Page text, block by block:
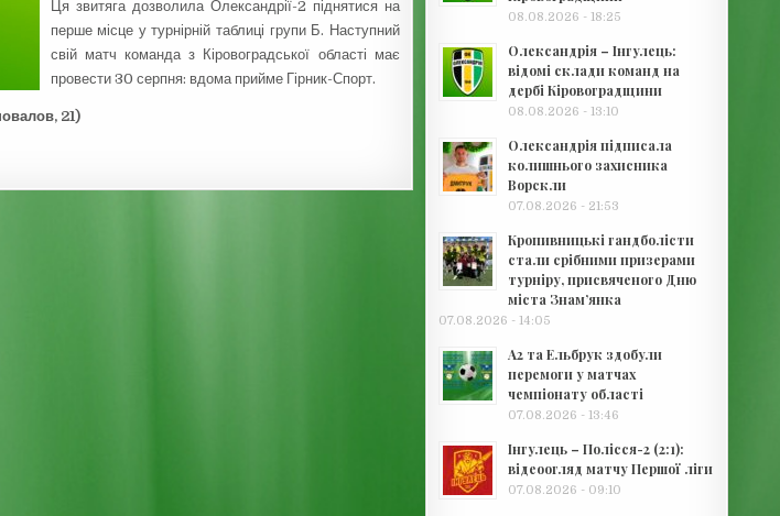
Ця звитяга дозволила Олександрії-2 піднятися на
перше місце у турнірній таблиці групи Б. Наступний
свій матч команда з Кіровоградської області має
провести 30 серпня: вдома прийме Гірник-Спорт.
21)
08.08.2026 - 18:25
Олександрія – Інгулець:
відомі склади команд на
дербі Кіровоградщини
08.08.2026 - 13:10
Олександрія підписала
колишнього захисника
Ворскли
07.08.2026 - 21:53
Кропивницькі гандболісти
стали срібними призерами
турніру, присвяченого Дню
міста Знам’янка
07.08.2026 - 14:05
А2 та Ельбрук здобули
перемоги у матчах
чемпіонату області
07.08.2026 - 13:46
Інгулець – Полісся-2 (2:1):
відеоогляд матчу Першої ліги
07.08.2026 - 09:10